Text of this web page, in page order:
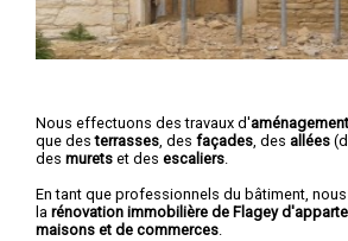
Nous effectuons des travaux d'
que desterrasses , des façades , des allées
des murets et des escaliers
En tant que professionnels du bâtiment,
la rénovation immobilière de Flagey
maisons et de commerces